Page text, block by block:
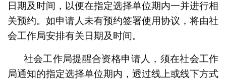
日期及时间，以便在指定选择单位期内一并进行相
关预约。如申请人未有预约签署使用协议，将由社
会工作局安排有关日期及时间。
社会工作局提醒合资格申请人，须在社会工作
局通知的指定选择单位期内，透过线上或线下方式